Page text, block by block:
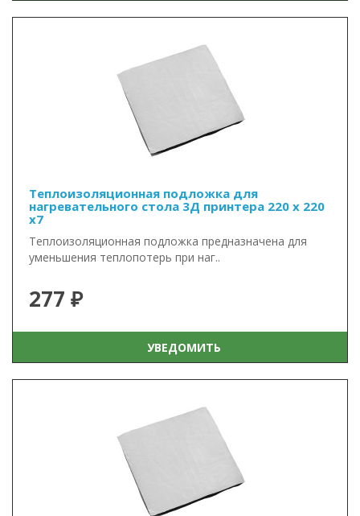
Теплоизоляционная подложка для
нагревательного стола 3Д принтера 220 x 220
x7
Теплоизоляционная подложка предназначена для
уменьшения теплопотерь при наг..
277 ₽
УВЕДОМИТЬ